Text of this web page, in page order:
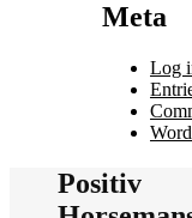
Meta
Log
Positiv